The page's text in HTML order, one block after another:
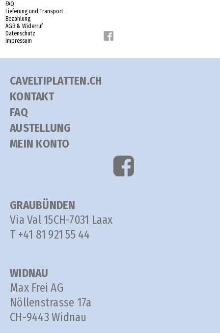
FAQ
Lieferung und Transport
Bezahlung
AGB & Widerruf
Datenschutz
Impressum
CAVELTIPLATTEN.CH
KONTAKT
FAQ
AUSTELLUNG
MEIN KONTO
GRAUBÜNDEN
Via Val 15CH-7031 Laax
T +41 81 921 55 44
WIDNAU
Max Frei AG
Nöllenstrasse 17a
CH-9443 Widnau